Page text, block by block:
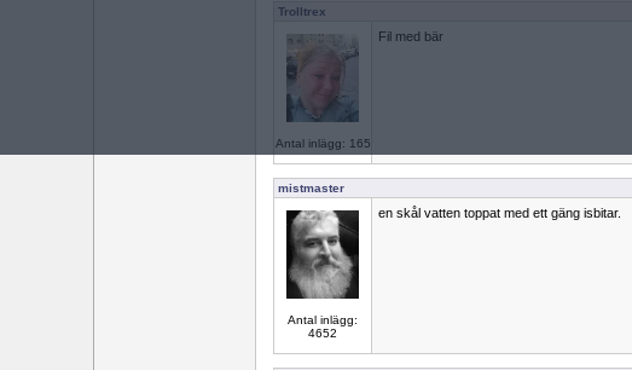
Trolltrex
Antal inlägg: 165
Fil med bär
mistmaster
Antal inlägg:
4652
en skål vatten toppat med ett gäng isbitar.